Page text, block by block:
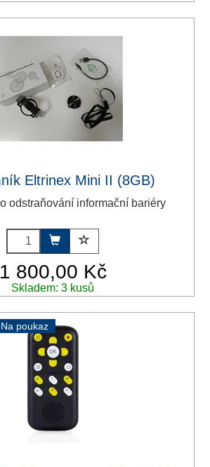
Eltrinex Mini II (8GB)
odstraňování informační bariéry
1 800,00 Kč
Skladem: 3 kusů
poukaz